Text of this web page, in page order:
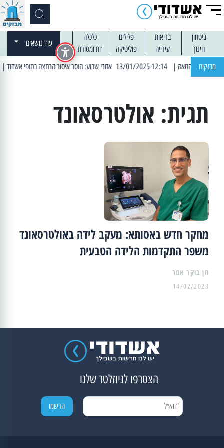
ביטחון בריאות פלילים
כלכלה
חינוך
עירייה פוליטיקה דת ומסורת
עוד נושאים
מבזקים | 12:14 13/01/2025 אחרי שבוע: הוסר איסור הרחצה בחופי אשדוד | 13:04 14/01/2025 עובדים בלילות: עבודות
תגית: אולטרסאונד
מחקר חדש באסותא: מעקב לידה באולטרסאונד
משפר התקדמות הלידה הטבעית
14/02/2023
הצטרפו לניוזלטר שלנו